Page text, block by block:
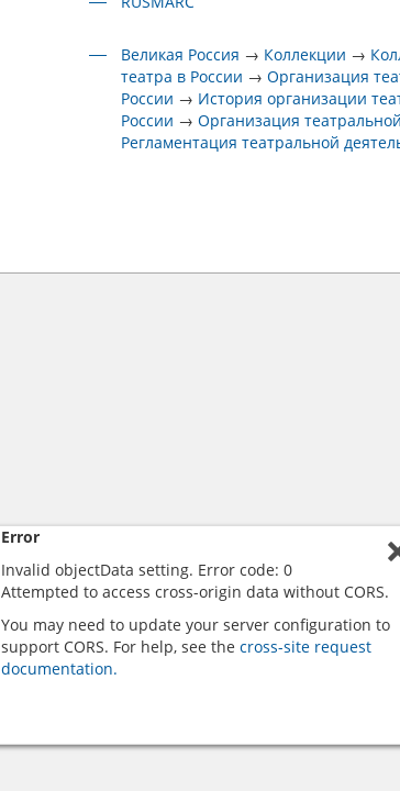
Великая Россия → Коллекции →
театра в России →Организация
России → История организации
России →Организация
Регламентация театральной
Error
Invalid objectData setting. Error code: 0
Attempted to access cross-origin data without CORS.
You may need to update your server configuration to
support CORS. For help, see the cross-site request
documentation.